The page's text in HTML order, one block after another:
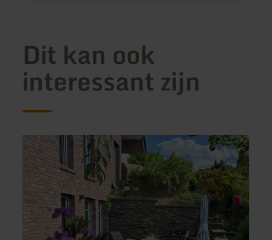
Dit kan ook
interessant zijn
meer
informatie
over:
Ferienwohnung
Eltztalidyll
meer
over: